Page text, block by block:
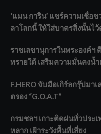
‘แมน การิน’ แชร์ความเชื่อ
ลาโลกนี้ ให้ใส่บาตรสิ่งนั้นไ
ราชเลขานุการในพระองค์ฯ
ทรายใต้ เสริมความมั่นคงน้
F.HERO จับมือเกิร์ลกรุ๊ปมา
ตรอง “G.O.A.T”
กรมชลฯ เกาะติดฝนทั่วประ
หลาก เฝ้าระวังพื้นที่เสี่ยง